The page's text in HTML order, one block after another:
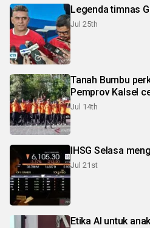
Legenda timnas
Jul 25th
Tanah Bumbu
Pemprov Kalsel
Jul 14th
IHSG Selasa
Jul 21st
Etika AI untuk